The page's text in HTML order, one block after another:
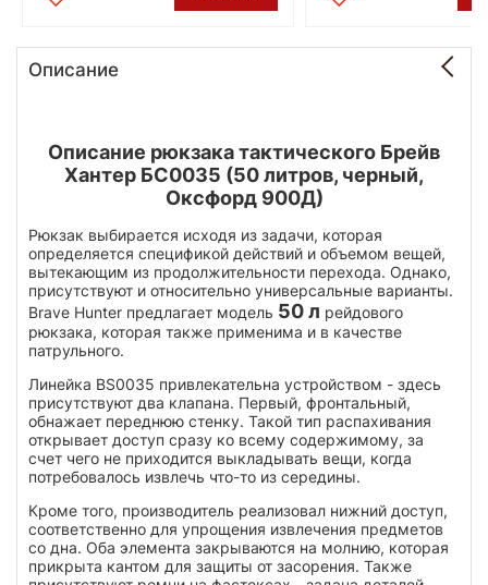
Описание
Описание рюкзака тактического Брейв
Хантер БС0035 (50 литров, черный,
Оксфорд 900Д)
Рюкзак выбирается исходя из задачи, которая
определяется спецификой действий и объемом вещей,
вытекающим из продолжительности перехода. Однако,
присутствуют и относительно универсальные варианты.
Brave Hunter предлагает модель 50 л рейдового
рюкзака, которая также применима и в качестве
патрульного.
Линейка BS0035 привлекательна устройством - здесь
присутствуют два клапана. Первый, фронтальный,
обнажает переднюю стенку. Такой тип распахивания
открывает доступ сразу ко всему содержимому, за
счет чего не приходится выкладывать вещи, когда
потребовалось извлечь что-то из середины.
Кроме того, производитель реализовал нижний доступ,
соответственно для упрощения извлечения предметов
со дна. Оба элемента закрываются на молнию, которая
прикрыта кантом для защиты от засорения. Также